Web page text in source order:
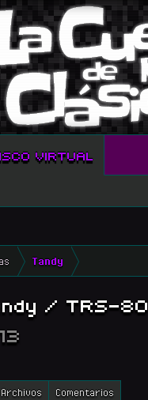
VIRTUAL
Tandy
/ TRS-80
Archivos Comentarios